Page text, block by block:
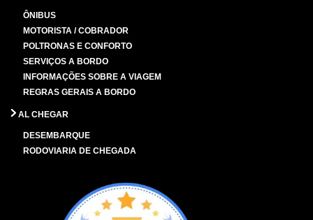
ÔNIBUS
MOTORISTA / COBRADOR
POLTRONAS E CONFORTO
SERVIÇOS A BORDO
INFORMAÇÕES SOBRE A VIAGEM
REGRAS GERAIS A BORDO
AL CHEGAR
DESEMBARQUE
RODOVIARIA DE CHEGADA